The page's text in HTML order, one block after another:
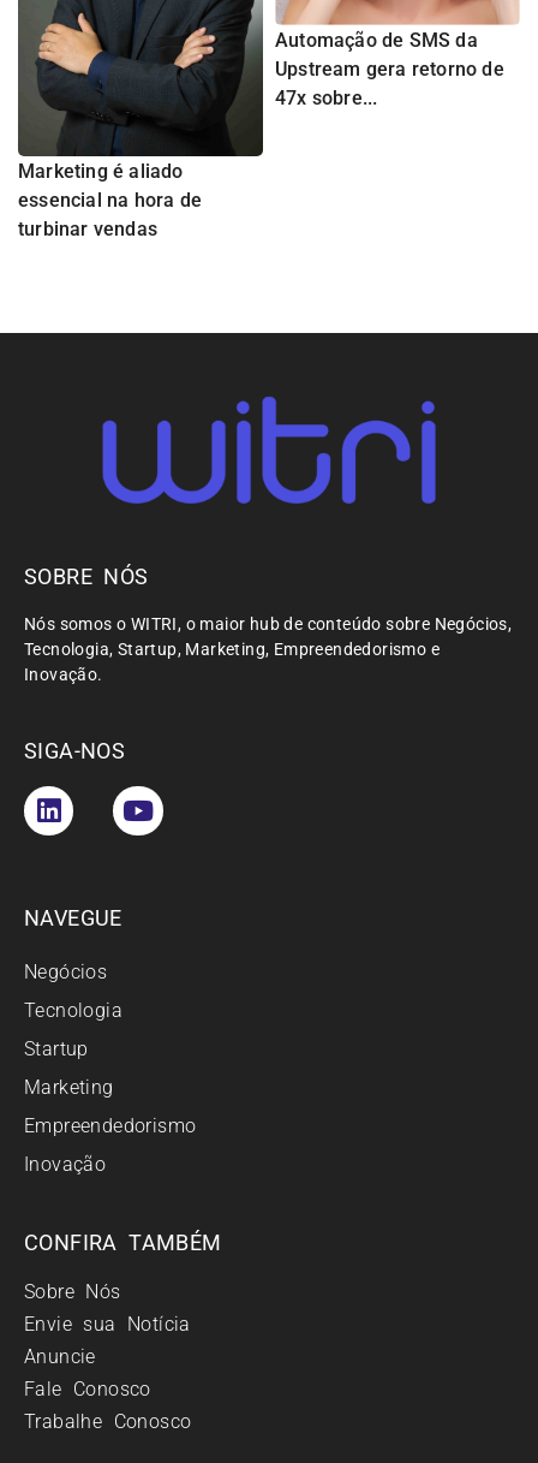
Marketing é aliado
essencial na hora de
turbinar vendas
Automação de SMS da
Upstream gera retorno de
47x sobre...
SOBRE NÓS
Nós somos o WITRI, o maior hub de conteúdo sobre Negócios,
Tecnologia, Startup, Marketing, Empreendedorismo e
Inovação.
SIGA-NOS
NAVEGUE
Negócios
Tecnologia
Startup
Marketing
Empreendedorismo
Inovação
CONFIRA TAMBÉM
Sobre Nós
Envie sua Notícia
Anuncie
Fale Conosco
Trabalhe Conosco